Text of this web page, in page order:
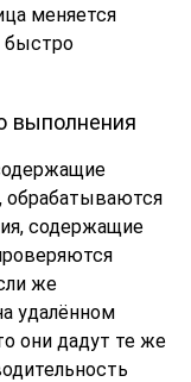
меняется
быстро
выполнения
обрабатываются
содержащие
же
удалённом
они дадут те же